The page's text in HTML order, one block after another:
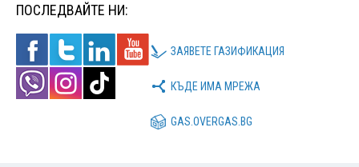
ПОСЛЕДВАЙТЕ НИ:
ЗАЯВЕТЕ ГАЗИФИКАЦИЯ
КЪДЕ ИМА МРЕЖА
GAS.OVERGAS.BG